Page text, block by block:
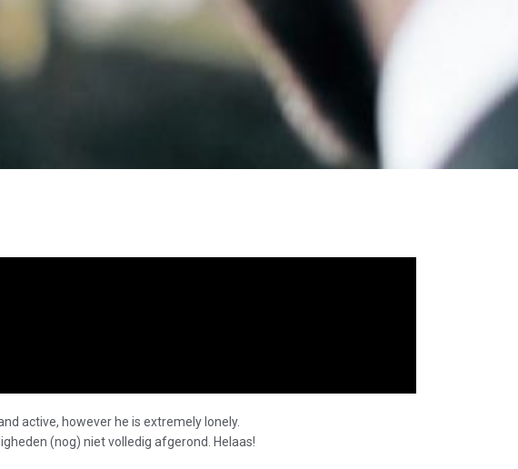
active, however he is extremely lonely.
(nog) niet volledig afgerond. Helaas!